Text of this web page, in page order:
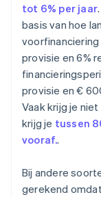
tot 6% per jaar
basis van hoe
voorfinanciering
provisie en 6%
provisie en €
Vaak krijg je
krijg je tussen
vooraf..
Bij andere
gerekend